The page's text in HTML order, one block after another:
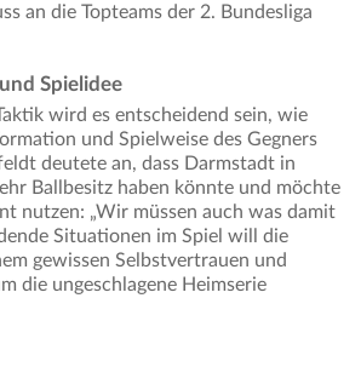
an die Topteams der 2. Bundesliga
Spielidee
wird es entscheidend sein, wie
und Spielweise des Gegners
deutete an, dass Darmstadt in
Ballbesitz haben könnte und möchte
nutzen: „Wir müssen auch was damit
Situationen im Spiel will die
gewissen Selbstvertrauen und
die ungeschlagene Heimserie